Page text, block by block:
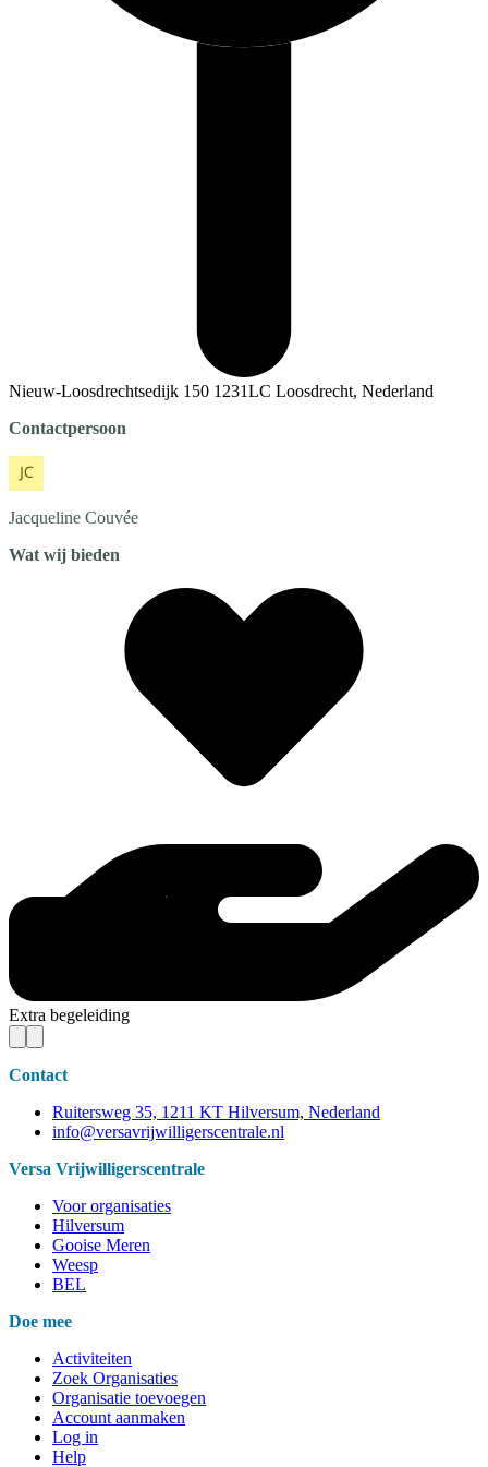
Nieuw-Loosdrechtsedijk 150 1231LC Loosdrecht, Nederland
Contactpersoon
Jacqueline Couvée
Wat wij bieden
Extra begeleiding
Contact
Ruitersweg 35, 1211 KT Hilversum, Nederland
info@versavrijwilligerscentrale.nl
Versa Vrijwilligerscentrale
Voor organisaties
Hilversum
Gooise Meren
Weesp
BEL
Doe mee
Activiteiten
Zoek Organisaties
Organisatie toevoegen
Account aanmaken
Log in
Help